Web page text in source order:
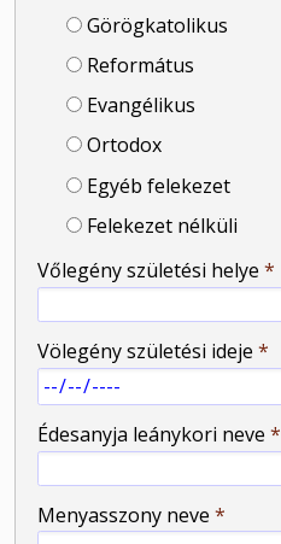
Görögkatolikus
Református
Evangélikus
Ortodox
Egyéb felekezet
Felekezet nélküli
Vőlegény születési helye *
Völegény születési ideje *
Édesanyja leánykori neve *
Menyasszony neve *